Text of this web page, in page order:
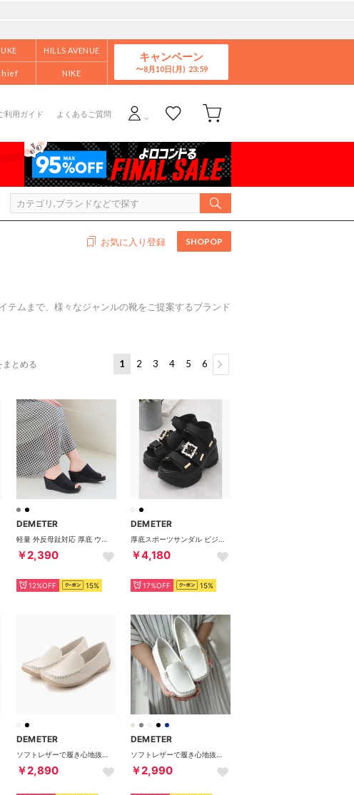
HILLS AVENUE
NIKE
キャンペーン
8月10日(月)
利用ガイド よくあるご質問
お気に入り登録 SHOPOP
テムまで、様々なジャンルの靴をご提案するブランド
まとめる 1 2 3 4 5 6
DEMETER
￥2,390
12%OFF 15%
DEMETER
￥4,180
17%OFF 15%
DEMETER
￥2,890
DEMETER
￥2,990